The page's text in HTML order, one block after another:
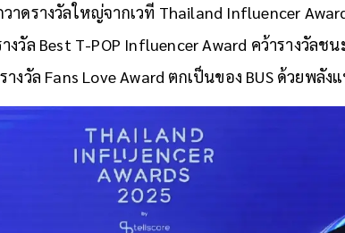
าดรางวัลใหญ่จากเวที Thailand Influencer
งวัล Best T-POP Influencer Award คว้ารางวัลช
างวัล Fans Love Award ตกเป็นของ BUS ด้วยพ